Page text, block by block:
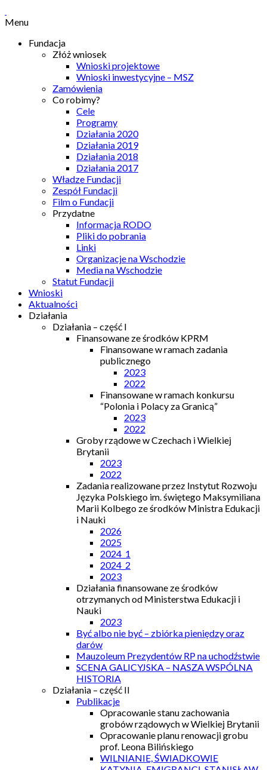
Menu
Fundacja
Złóż wniosek
Wnioski projektowe
Wnioski inwestycyjne – MSZ
Zamówienia
Co robimy?
Cele
Programy
Działania 2020
Działania 2019
Działania 2018
Działania 2017
Władze Fundacji
Zespół Fundacji
Film o Fundacji
Przydatne
Informacja RODO
Pliki do pobrania
Linki
Organizacje na Wschodzie
Media na Wschodzie
Statut Fundacji
Wnioski
Aktualności
Działania
Działania – część I
Finansowane ze środków KPRM
Finansowane w ramach zadania
publicznego
2023
2022
Finansowane w ramach konkursu
“Polonia i Polacy za Granicą”
2023
2022
Groby rządowe w Czechach i Wielkiej
Brytanii
2023
2022
Zadania realizowane przez Instytut Rozwoju
Języka Polskiego im. świętego Maksymiliana
Marii Kolbego ze środków Ministra Edukacji
i Nauki
2026
2025
2024_1
2024_2
2023
Działania finansowane ze środków
otrzymanych od Ministerstwa Edukacji i
Nauki
2023
Być albo nie być – zbiórka pieniędzy oraz
darów
Mauzoleum Prezydentów RP na uchodźstwie
SCENA GALICYJSKA – NASZA WSPÓLNA
HISTORIA
Działania – część II
Publikacje
Opracowanie stanu zachowania
grobów rządowych w Wielkiej Brytanii
Opracowanie planu renowacji grobu
prof. Leona Bilińskiego
WILNIANIE, ŚWIADKOWIE